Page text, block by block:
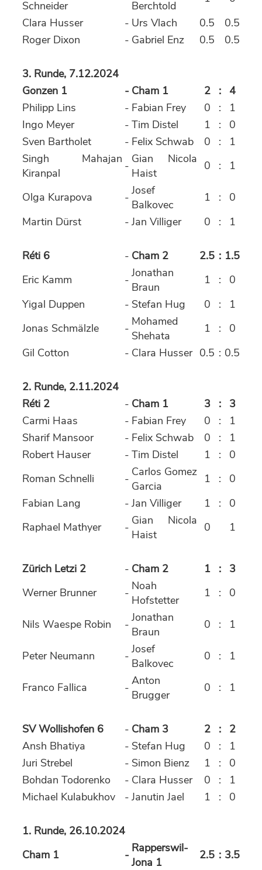
Schneider Berchtold
Clara Husser
- Urs Vlach 0.5
0.5
Roger Dixon
- Gabriel Enz 0.5 0.5
3. Runde, 7.12.2024
Gonzen 1
- Cham 1 2 :
4
Philipp Lins
- Fabian Frey 0 :
1
Ingo Meyer
- Tim Distel 1 :
0
Sven Bartholet
- Felix Schwab 0 :
1
Singh Mahajan
Kiranpal
- Gian Nicola
Haist
0 : 1
Olga Kurapova - Josef
Balkovec
1 :
0
Martin Dürst
- Jan Villiger 0 : 1
Réti 6 - Cham 2 2.5 : 1.5
Eric Kamm
- Jonathan
Braun
1 :
0
Yigal Duppen
- Stefan Hug 0 :
1
Jonas Schmälzle
- Mohamed
Shehata
1 :
0
Gil Cotton
- Clara Husser 0.5 : 0.5
2. Runde, 2.11.2024
Réti 2
- Cham 1 3 :
3
Carmi Haas
- Fabian Frey 0 :
1
Sharif Mansoor
- Felix Schwab 0 :
1
Robert Hauser
- Tim Distel 1 :
0
Roman Schnelli
- Carlos Gomez
Garcia
1 :
0
Fabian Lang
- Jan Villiger 1 :
0
Raphael Mathyer
- Gian Nicola
Haist
0 1
Zürich Letzi 2 - Cham 2 1 :
3
Werner Brunner
- Noah
Hofstetter
1 : 0
Nils Waespe Robin - Jonathan
Braun
0 : 1
Peter Neumann - Josef
Balkovec
0 : 1
Franco Fallica - Anton
Brugger
0 : 1
SV Wollishofen 6 - Cham 3 2 :
2
Ansh Bhatiya
- Stefan Hug 0 :
1
Juri Strebel
- Simon Bienz 1 :
0
Bohdan Todorenko
- Clara Husser 0 :
1
Michael Kulabukhov
- Janutin Jael 1 : 0
1. Runde, 26.10.2024
Cham 1
- Rapperswil-
Jona 1
2.5 : 3.5